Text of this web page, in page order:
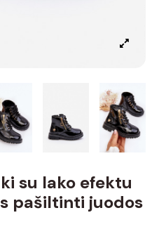
su lako efektu
pašiltinti juodos